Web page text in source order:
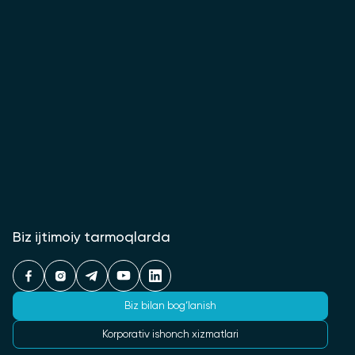
Biz ijtimoiy tarmoqlarda
Biz bilan bog‘lanish
Korporativ ishonch xizmatlari